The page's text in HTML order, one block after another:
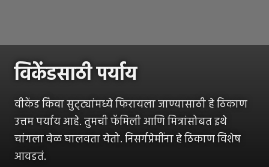
विकेंडसाठी पर्याय
वीकेंड किंवा सुट्ट्यांमध्ये फिरायला जाण्यासाठी हे ठिकाण
उत्तम पर्याय आहे. तुमची फॅमिली आणि मित्रांसोबत इथे
चांगला वेळ घालवता येतो. निसर्गप्रेमींना हे ठिकाण विशेष
आवडतं.